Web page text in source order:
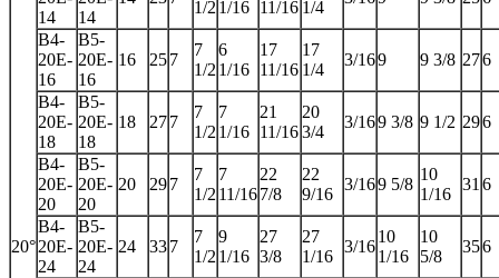
20°
14
14
1/2 1/16 11/16 1/4
B4-
20E-
16
B5-
20E-
16
16 257
7
1/2
6
1/16
17
11/16
17
1/4
3/169 9 3/8 276
B4-
20E-
18
B5-
20E-
18
18 277
7
1/2
7
1/16
21
11/16
20
3/4
3/169 3/8 9 1/2 296
B4-
20E-
20
B5-
20E-
20
20 297
7
1/2
7
11/16
22
7/8
22
9/16
3/169 5/8
10
1/16
31 6
B4-
20E-
24
B5-
20E-
24
24 337
7
1/2
9
1/16
27
3/8
27
1/16
3/16
10
1/16
10
5/8
356